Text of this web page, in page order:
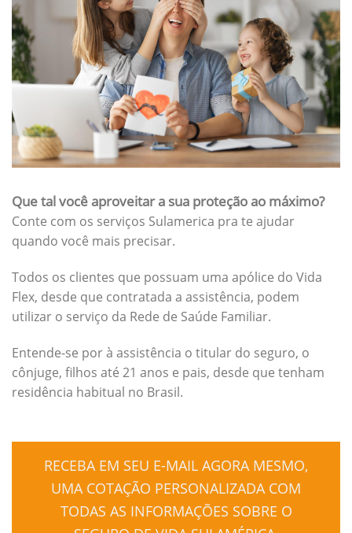
Que tal você aproveitar a sua proteção ao máximo?
Conte com os serviços Sulamerica pra te ajudar
quando você mais precisar.
Todos os clientes que possuam uma apólice do Vida
Flex, desde que contratada a assistência, podem
utilizar o serviço da Rede de Saúde Familiar.
Entende-se por à assistência o titular do seguro, o
cônjuge, filhos até 21 anos e pais, desde que tenham
residência habitual no Brasil.
RECEBA EM SEU E-MAIL AGORA MESMO,
UMA COTAÇÃO PERSONALIZADA COM
TODAS AS INFORMAÇÕES SOBRE O